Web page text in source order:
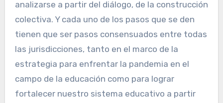
analizarse a partir del diálogo, de la construcción
colectiva. Y cada uno de los pasos que se den
tienen que ser pasos consensuados entre todas
las jurisdicciones, tanto en el marco de la
estrategia para enfrentar la pandemia en el
campo de la educación como para lograr
fortalecer nuestro sistema educativo a partir